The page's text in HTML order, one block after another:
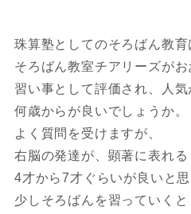
珠算塾としてのそろばん教育
そろばん教室チアリーズが
習い事として評価され、人気
何歳からが良いでしょうか。
よく質問を受けますが、
右脳の発達が、顕著に表れる
4才から7才ぐらいが良いと思
少しそろばんを習っていくと